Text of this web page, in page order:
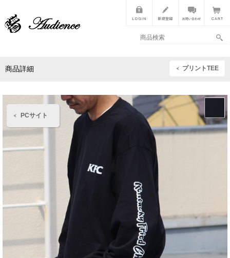
PCサイト
商品詳細 プリントTEE